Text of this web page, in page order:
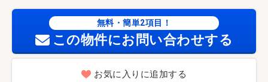
無料・簡単2項目！
この物件にお問い合わせする
お気に入りに追加する